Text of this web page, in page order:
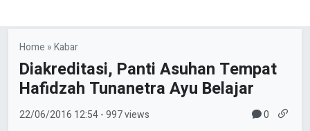
Home »Kabar
Diakreditasi, Panti Asuhan Tempat
Hafidzah Tunanetra Ayu Belajar
22/06/2016 12:54- 997 views 0